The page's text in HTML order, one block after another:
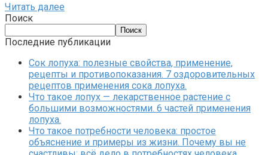
Читать далее
Поиск
Поиск
Последние публикации
Сок лопуха: полезные свойства, применение,
рецепты и противопоказания. 7 оздоровительных
рецептов применения сока лопуха.
Что такое лопух — лекарственное растение с
большими возможностями. 6 частей применения
лопуха.
Что такое потребности человека: простое
объяснение и примеры из жизни. Почему вы не